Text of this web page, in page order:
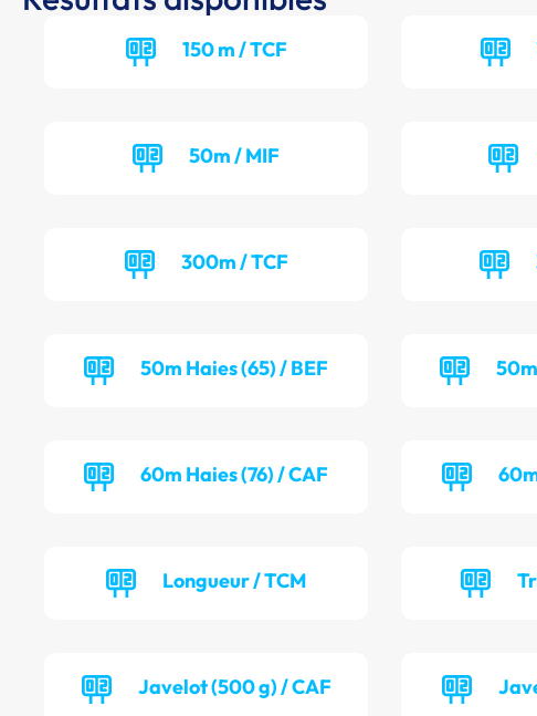
150 m / TCF
50m / MIF
300m / TCF
50m Haies (65) / BEF
60m Haies (76) / CAF
Longueur / TCM
Javelot (500 g) / CAF